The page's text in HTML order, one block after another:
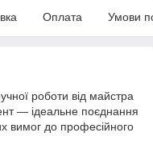
Оплата Умови
роботи від майстра
— ідеальне поєднання
вимог до професійного